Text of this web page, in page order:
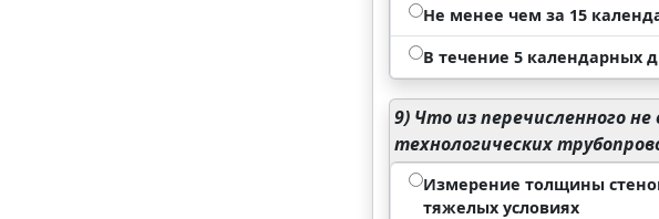
Не менее чем за 15
В течение 5 календарных
9) Что из перечисленного
технологических
Измерение толщины
тяжелых условиях